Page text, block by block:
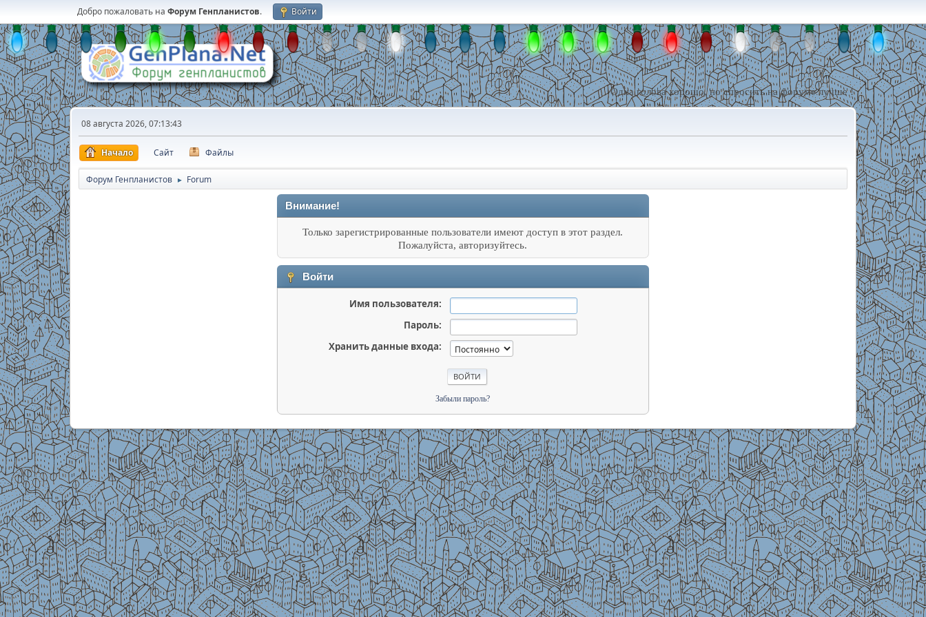
Добро пожаловать на Форум Генпланистов. Войти
Одна голова хорошо, но спросить на форуме лучше !
08 августа 2026, 07:13:43
Начало Сайт Файлы
Форум Генпланистов ► Forum
Внимание!
Только зарегистрированные пользователи имеют доступ в этот раздел.
Пожалуйста, авторизуйтесь.
Войти
Имя пользователя:
Пароль:
Хранить данные входа:
Забыли пароль?